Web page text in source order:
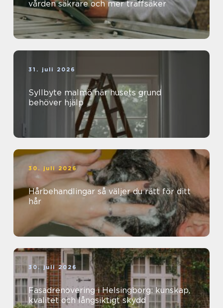
vården säkrare och mer träffsäker
31. juli 2026
Syllbyte malmö när husets grund
behöver hjälp
30. juli 2026
Hårbehandlingar så väljer du rätt för ditt
hår
30. juli 2026
Fasadrenovering i Helsingborg: kunskap,
kvalitet och långsiktigt skydd